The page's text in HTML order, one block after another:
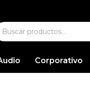
Corporativo